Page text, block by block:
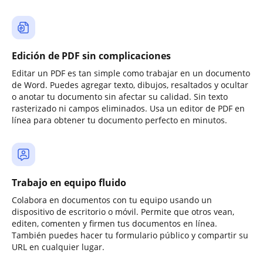
Edición de PDF sin complicaciones
Editar un PDF es tan simple como trabajar en un documento
de Word. Puedes agregar texto, dibujos, resaltados y ocultar
o anotar tu documento sin afectar su calidad. Sin texto
rasterizado ni campos eliminados. Usa un editor de PDF en
línea para obtener tu documento perfecto en minutos.
Trabajo en equipo fluido
Colabora en documentos con tu equipo usando un
dispositivo de escritorio o móvil. Permite que otros vean,
editen, comenten y firmen tus documentos en línea.
También puedes hacer tu formulario público y compartir su
URL en cualquier lugar.